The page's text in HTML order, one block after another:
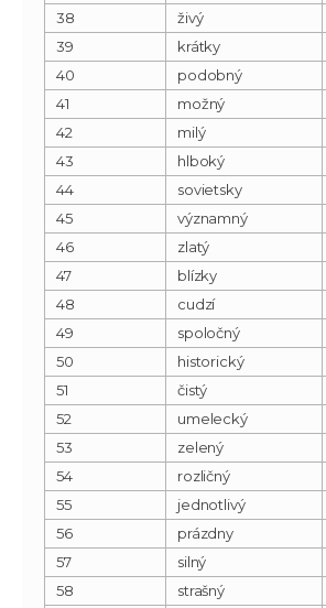
38
živý
39
krátky
40
podobný
41
možný
42
milý
43
hlboký
44
sovietsky
45
významný
46
zlatý
47
blízky
48
cudzí
49
spoločný
50
historický
51
čistý
52
umelecký
53
zelený
54
rozličný
55
jednotlivý
56
prázdny
57
silný
58
strašný